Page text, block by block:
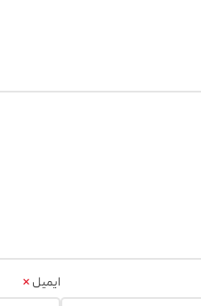
ایمیل *